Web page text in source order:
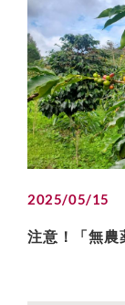
2025/05/15
注意！「無農